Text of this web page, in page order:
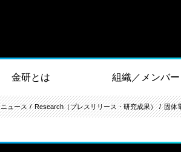
金研とは 組織／メンバー
ニュース Research（プレスリリース・研究成果） 固体